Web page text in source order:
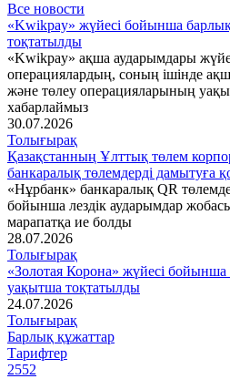
Все новости
«Kwikpay» жүйесі бойынша
тоқтатылды
«Kwikpay» ақша аударымдары
операциялардың, соның ішінде
және төлеу операцияларының
хабарлаймыз
30.07.2026
Толығырақ
Қазақстанның Ұлттық төлем
банкаралық төлемдерді дамытуға
«Нұрбанк» банкаралық QR
бойынша лездік аударымдар
марапатқа ие болды
28.07.2026
Толығырақ
«Золотая Корона» жүйесі
уақытша тоқтатылды
24.07.2026
Толығырақ
Барлық құжаттар
Тарифтер
2552